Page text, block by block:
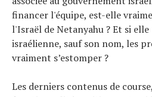
financer l'équipe, est-elle
l'Israël de Netanyahu ? Et si
israélienne, sauf son nom, les
vraiment s’estomper ?
Les derniers contenus de